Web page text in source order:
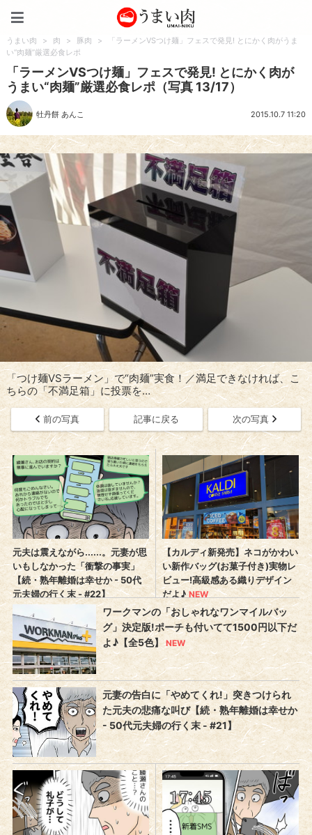
うまい肉 > 肉 > 豚肉 >
「ラーメンVSつけ麺」フェスで発見! とにかく肉がうま
い“肉麺”厳選必食レポ
「ラーメンVSつけ麺」フェスで発見! とにかく肉が
うまい“肉麺”厳選必食レポ（写真 13/17）
牡丹餅 あんこ 2015.10.7 11:20
「つけ麺VSラーメン」で“肉麺”実食！／満足できなければ、こ
ちらの「不満足箱」に投票を…
前の写真 記事に戻る 次の写真